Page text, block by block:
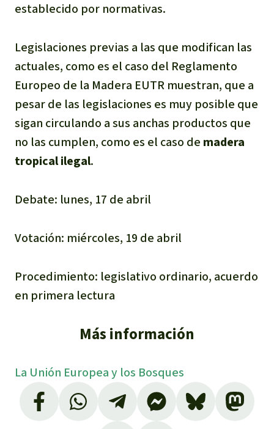
establecido por normativas.
Legislaciones previas a las que modifican las
actuales, como es el caso del Reglamento
Europeo de la Madera EUTR muestran, que a
pesar de las legislaciones es muy posible que
sigan circulando a sus anchas productos que
no las cumplen, como es el caso de madera
tropical ilegal.
Debate: lunes, 17 de abril
Votación: miércoles, 19 de abril
Procedimiento: legislativo ordinario, acuerdo
en primera lectura
Más información
La Unión Europea y los Bosques